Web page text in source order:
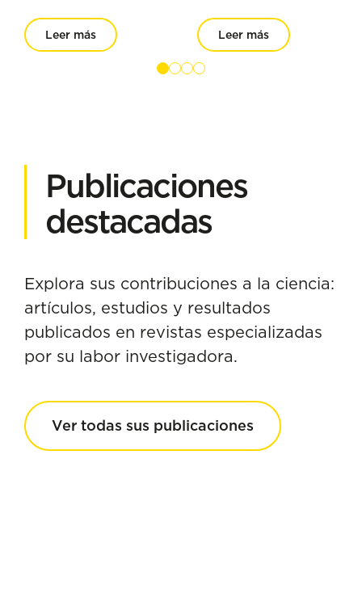
Leer más Leer más
Publicaciones
destacadas
Explora sus contribuciones a la ciencia:
artículos, estudios y resultados
publicados en revistas especializadas
por su labor investigadora.
Ver todas sus publicaciones